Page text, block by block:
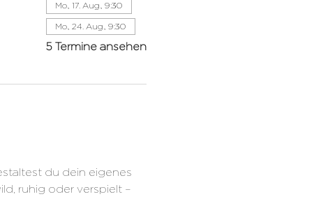
Mo., 17. Aug., 9:30
Mo., 24. Aug., 9:30
5 Termine ansehen
du dein eigenes
ruhig oder verspielt –